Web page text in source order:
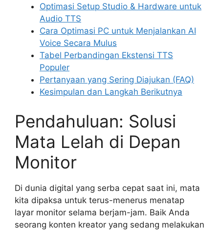
Optimasi Setup Studio & Hardware untuk
Audio TTS
Cara Optimasi PC untuk Menjalankan AI
Voice Secara Mulus
Tabel Perbandingan Ekstensi TTS
Populer
Pertanyaan yang Sering Diajukan (FAQ)
Kesimpulan dan Langkah Berikutnya
Pendahuluan: Solusi
Mata Lelah di Depan
Monitor
Di dunia digital yang serba cepat saat ini, mata
kita dipaksa untuk terus-menerus menatap
layar monitor selama berjam-jam. Baik Anda
seorang konten kreator yang sedang melakukan